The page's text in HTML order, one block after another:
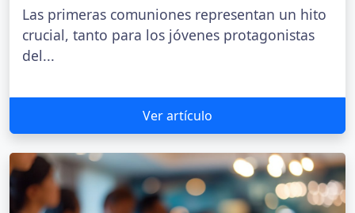
Las primeras comuniones representan un hito
crucial, tanto para los jóvenes protagonistas
del...
Ver artículo